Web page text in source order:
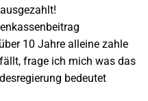
10 Jahre alleine zahle
frage ich mich was das
bedeutet